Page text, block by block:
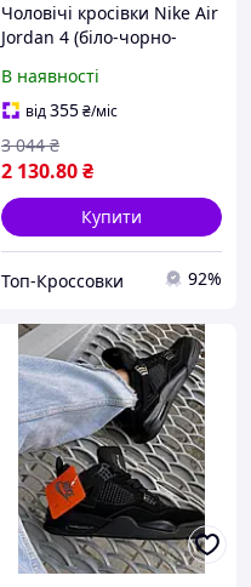
Чоловічі кросівки Nike Air
Jordan 4 (біло-чорно-
низькі стильні кроси топ
В наявності
від355₴/міс
2 130.80₴
3 044 ₴
Купити
Топ-Кроссовки 92%